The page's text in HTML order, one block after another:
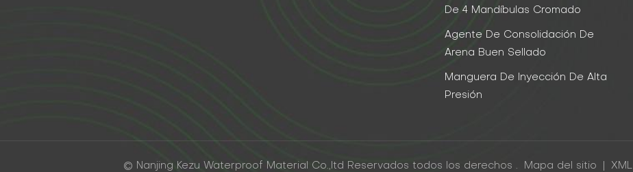
De 4 Mandíbulas Cromado
Agente De Consolidación De
Arena Buen Sellado
Manguera De Inyección De Alta
Presión
© Nanjing Kezu Waterproof Material Co.,ltd Reservados todos los derechos . Mapa del sitio XML